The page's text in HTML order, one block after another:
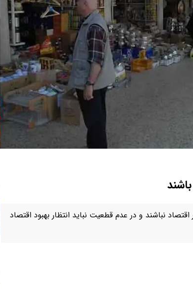
نباشند و در عدم قطعیت نباید انتظار بهبود اقتصاد